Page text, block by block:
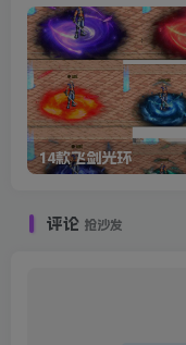
14款飞剑光环
评论 抢沙发